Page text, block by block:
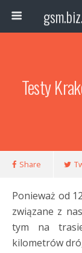
Testy
Share
Ponieważ od
związane z
tym na
kilometrów